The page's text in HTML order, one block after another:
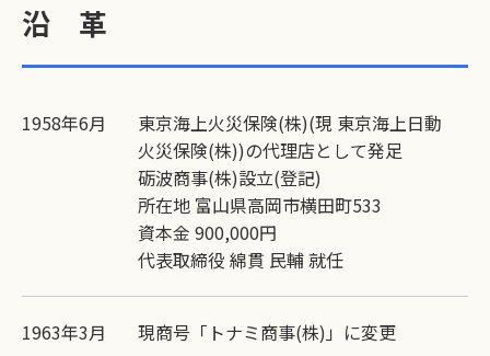
沿 革
1958年6月
東京海上火災保険(株)(現 東京海上日動
火災保険(株))の代理店として発足
砺波商事(株)設立(登記)
所在地 富山県高岡市横田町533
資本金 900,000円
代表取締役 綿貫 民輔 就任
1963年3月 現商号「トナミ商事(株)」に変更